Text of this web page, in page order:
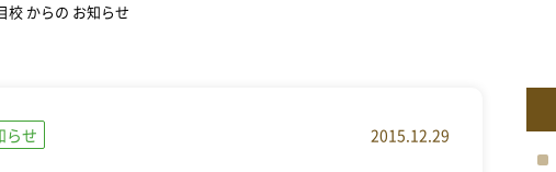
校 からの お知らせ
らせ 2015.12.29